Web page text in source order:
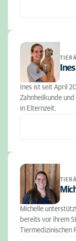
Ines ist seit April
Zahnheilkunde
in Elternzeit.
Michelle
bereits vor ihrem